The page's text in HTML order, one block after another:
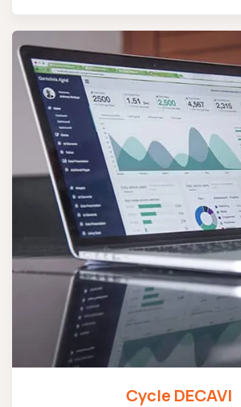
Cycle DECAVI